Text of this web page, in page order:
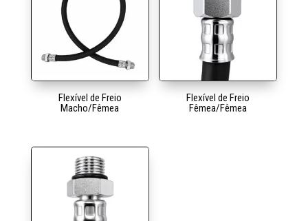
Flexível de Freio
Macho/Fêmea
Flexível de Freio
Fêmea/Fêmea